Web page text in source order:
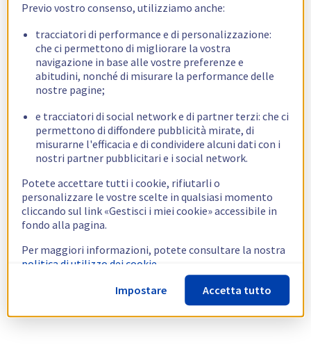
Previo vostro consenso, utilizziamo anche:
tracciatori di performance e di personalizzazione:
che ci permettono di migliorare la vostra
navigazione in base alle vostre preferenze e
abitudini, nonché di misurare la performance delle
nostre pagine;
e tracciatori di social network e di partner terzi: che ci
permettono di diffondere pubblicità mirate, di
misurarne l'efficacia e di condividere alcuni dati con i
nostri partner pubblicitari e i social network.
Potete accettare tutti i cookie, rifiutarli o
personalizzare le vostre scelte in qualsiasi momento
cliccando sul link «Gestisci i miei cookie» accessibile in
fondo alla pagina.
Per maggiori informazioni, potete consultare la nostra
politica di utilizzo dei cookie.
Impostare
Accetta tutto